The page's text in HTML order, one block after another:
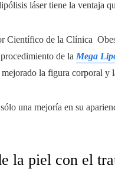
láser tiene la ventaja
Científico de la Clínica
de la Mega
la figura corporal y
una mejoría en su
la piel con el